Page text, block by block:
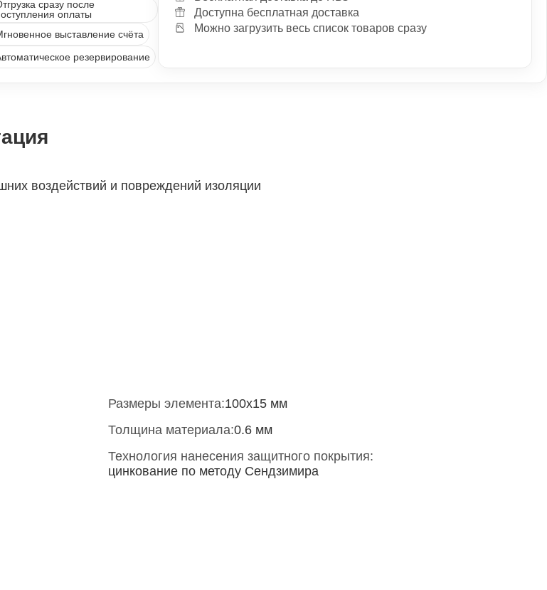
сразу после
оплаты
выставление счёта
резервирование
Доступна бесплатная доставка
Можно загрузить весь список товаров сразу
воздействий и повреждений изоляции
Размеры элемента:100x15 мм
Толщина материала:0.6 мм
Технология нанесения защитного покрытия:
цинкование по методу Сендзимира